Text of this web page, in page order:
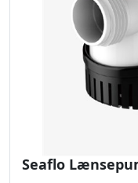
Seaflo